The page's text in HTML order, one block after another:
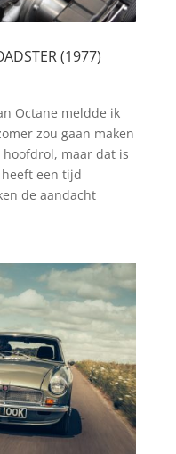
(1977)
Octane meldde ik
zou gaan maken
hoofdrol, maar dat is
een tijd
de aandacht